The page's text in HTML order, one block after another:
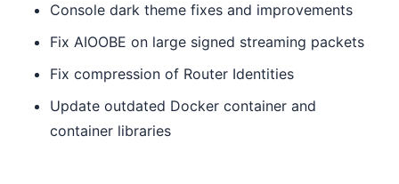
Console dark theme fixes and improvements
Fix AIOOBE on large signed streaming packets
Fix compression of Router Identities
Update outdated Docker container and
container libraries